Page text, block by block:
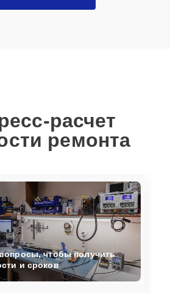
расчет
ремонта
чтобы получить
и сроков